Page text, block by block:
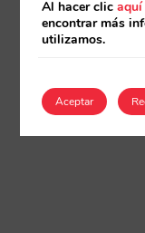
Al hacer clicaquí
encontrar más
utilizamos.
Aceptar